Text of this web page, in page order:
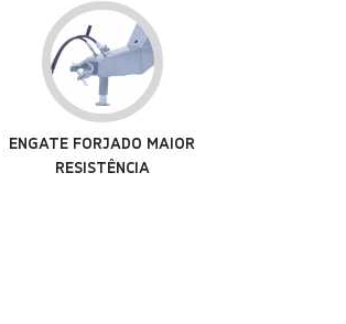
CUBOS DE RODA COM PADRÃO
AUTOMOTIVO